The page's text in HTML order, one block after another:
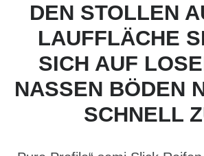
EN STOLLEN
AUFFLÄCHE
ICH AUF LOSEN
ASSEN BÖDEN
CHNELL